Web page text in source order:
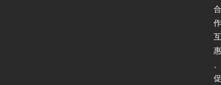
合
作
互
惠
促